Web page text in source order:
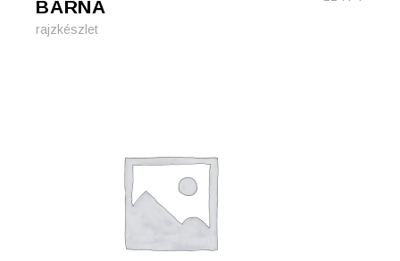
BARNA
rajzkészlet